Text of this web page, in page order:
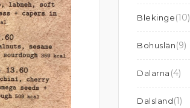
Blekinge(10)
Bohuslän(9)
Dalarna (4)
Dalsland(1)